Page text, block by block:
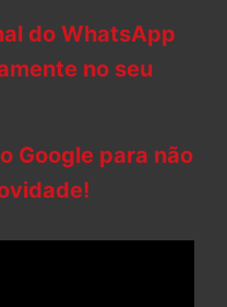
do WhatsApp
no seu
Google para não